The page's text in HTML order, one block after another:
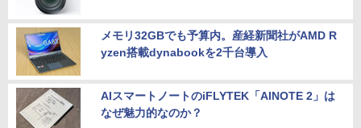
メモリ32GBでも予算内。産経新聞社がAMD R
yzen搭載dynabookを2千台導入
AIスマートノートのiFLYTEK「AINOTE 2」は
なぜ魅力的なのか？